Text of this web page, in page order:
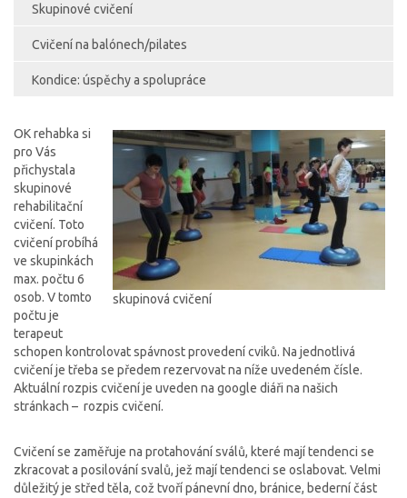
Skupinové cvičení
Cvičení na balónech/pilates
Kondice: úspěchy a spolupráce
skupinová cvičení
OK rehabka si
pro Vás
přichystala
skupinové
rehabilitační
cvičení. Toto
cvičení probíhá
ve skupinkách
max. počtu 6
osob. V tomto
počtu je
terapeut
schopen kontrolovat spávnost provedení cviků. Na jednotlivá
cvičení je třeba se předem rezervovat na níže uvedeném čísle.
Aktuální rozpis cvičení je uveden na google diáři na našich
stránkach – rozpis cvičení.
Cvičení se zaměřuje na protahování sválů, které mají tendenci se
zkracovat a posilování svalů, jež mají tendenci se oslabovat. Velmi
důležitý je střed těla, což tvoří pánevní dno, bránice, bederní část